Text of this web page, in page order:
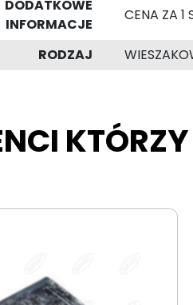
DODATKOWE
INFORMACJE
CENA ZA 1
RODZAJ